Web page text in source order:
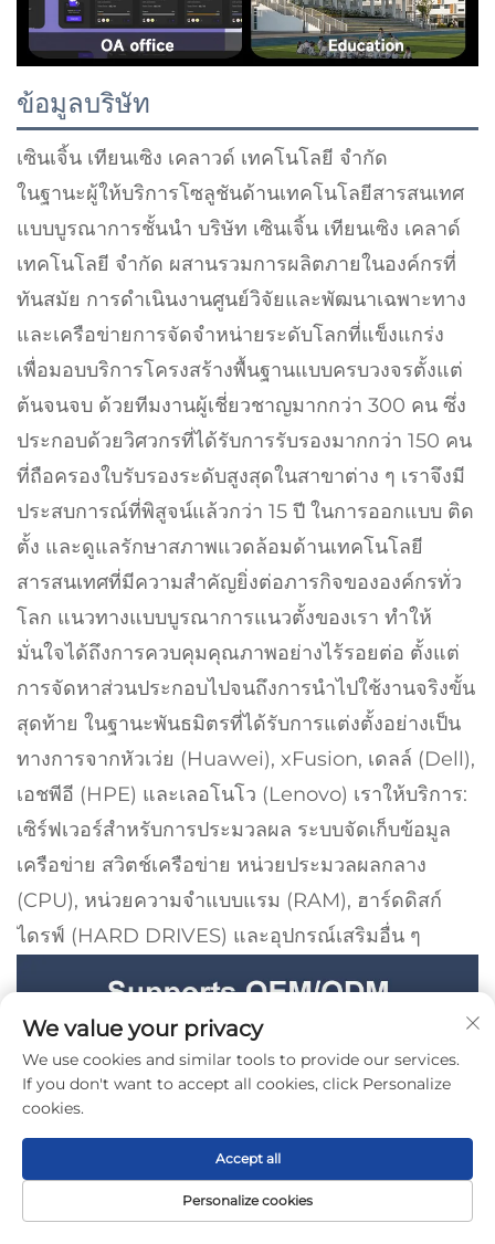
ข้อมูลบริษัท
เซินเจิ้น เทียนเซิง เคลาวด์ เทคโนโลยี จำกัด
ในฐานะผู้ให้บริการโซลูชันด้านเทคโนโลยีสารสนเทศ
แบบบูรณาการชั้นนำ บริษัท เซินเจิ้น เทียนเซิง เคลาด์
เทคโนโลยี จำกัด ผสานรวมการผลิตภายในองค์กรที่
ทันสมัย การดำเนินงานศูนย์วิจัยและพัฒนาเฉพาะทาง
และเครือข่ายการจัดจำหน่ายระดับโลกที่แข็งแกร่ง
เพื่อมอบบริการโครงสร้างพื้นฐานแบบครบวงจรตั้งแต่
ต้นจนจบ ด้วยทีมงานผู้เชี่ยวชาญมากกว่า 300 คน ซึ่ง
ประกอบด้วยวิศวกรที่ได้รับการรับรองมากกว่า 150 คน
ที่ถือครองใบรับรองระดับสูงสุดในสาขาต่าง ๆ เราจึงมี
ประสบการณ์ที่พิสูจน์แล้วกว่า 15 ปี ในการออกแบบ ติด
ตั้ง และดูแลรักษาสภาพแวดล้อมด้านเทคโนโลยี
สารสนเทศที่มีความสำคัญยิ่งต่อภารกิจขององค์กรทั่ว
โลก แนวทางแบบบูรณาการแนวตั้งของเรา ทำให้
มั่นใจได้ถึงการควบคุมคุณภาพอย่างไร้รอยต่อ ตั้งแต่
การจัดหาส่วนประกอบไปจนถึงการนำไปใช้งานจริงขั้น
สุดท้าย ในฐานะพันธมิตรที่ได้รับการแต่งตั้งอย่างเป็น
ทางการจากหัวเว่ย (Huawei), xFusion, เดลล์ (Dell),
เอชพีอี (HPE) และเลอโนโว (Lenovo) เราให้บริการ:
เซิร์ฟเวอร์สำหรับการประมวลผล ระบบจัดเก็บข้อมูล
เครือข่าย สวิตช์เครือข่าย หน่วยประมวลผลกลาง
(CPU), หน่วยความจำแบบแรม (RAM), ฮาร์ดดิสก์
ไดรฟ์ (HARD DRIVES) และอุปกรณ์เสริมอื่น ๆ
หน้าแรก สินค้า เกี่ยวกับ ติดต่อ
We value your privacy
We use cookies and similar tools to provide our services.
If you don't want to accept all cookies, click Personalize
cookies.
Personalize cookies
Accept all